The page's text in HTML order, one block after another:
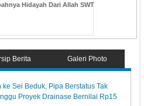
Hidayah Dari Allah SWT
Berita Galeri Photo
ke Sei Beduk, Pipa Berstatus Tak
Proyek Drainase Bernilai Rp15